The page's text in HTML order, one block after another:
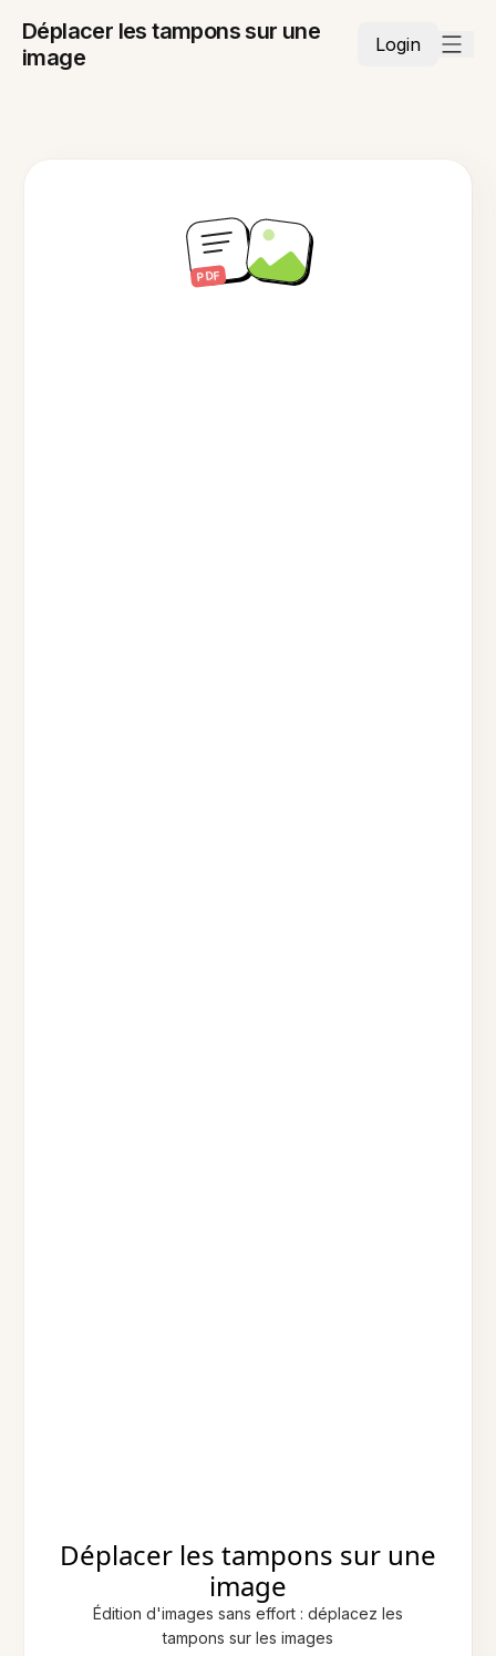
Déplacer les tampons sur une
image
Login
Déplacer les tampons sur une
image
Édition d'images sans effort : déplacez les
tampons sur les images